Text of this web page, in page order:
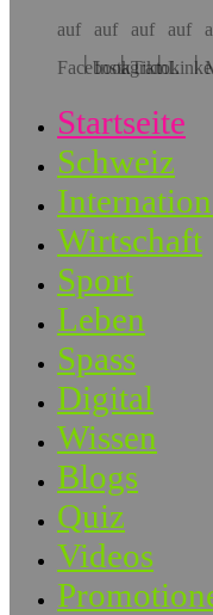
Startseite
Schweiz
Wirtschaft
Sport
Leben
Spass
Digital
Wissen
Blogs
Quiz
Videos